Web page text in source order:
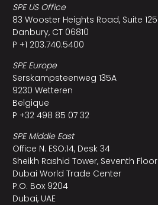
SPE US Office
83 Wooster Heights Road, Suite 125
Danbury, CT 06810
P +1 203.740.5400
SPE Europe
Serskampsteenweg 135A
9230 Wetteren
Belgique
P +32 498 85 07 32
SPE Middle East
Office N. ESO:14, Desk 34
Sheikh Rashid Tower, Seventh Floor
Dubai World Trade Center
P.O. Box 9204
Dubai, UAE